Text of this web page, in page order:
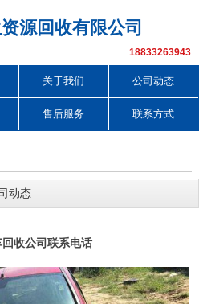
源回收有限公司
18833263943
关于我们 公司动态
售后服务 联系方式
动态
收公司联系电话